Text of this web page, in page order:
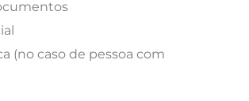
(no caso de pessoa com